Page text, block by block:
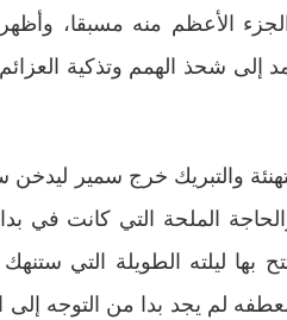
الأعظم منه مسبقا،
إلى شحذ الهمم وتذكية
والتبريك خرج سمير ليدخن
الملحة التي كانت في
بها ليلته الطويلة التي
لم يجد بدا من التوجه إلى